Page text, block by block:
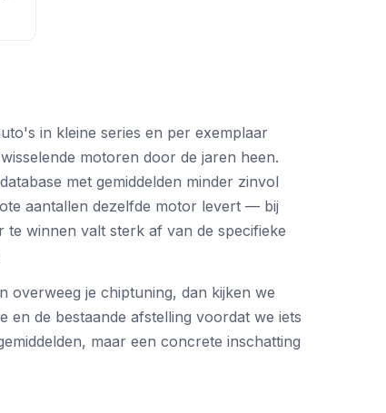
in kleine series en per exemplaar
motoren door de jaren heen.
met gemiddelden minder zinvol
aantallen dezelfde motor levert — bij
winnen valt sterk af van de specifieke
overweeg je chiptuning, dan kijken we
en de bestaande afstelling voordat we iets
maar een concrete inschatting